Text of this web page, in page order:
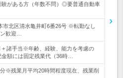
がある方（年数不問）◎要普通自動車
市北区清水亀井町6番26号 ※転勤なし
歓迎…
+ 諸手当※年齢、経験、能力を考慮の
額には固定残業代（36時…
※残業月平均20時間程度現在、残業削